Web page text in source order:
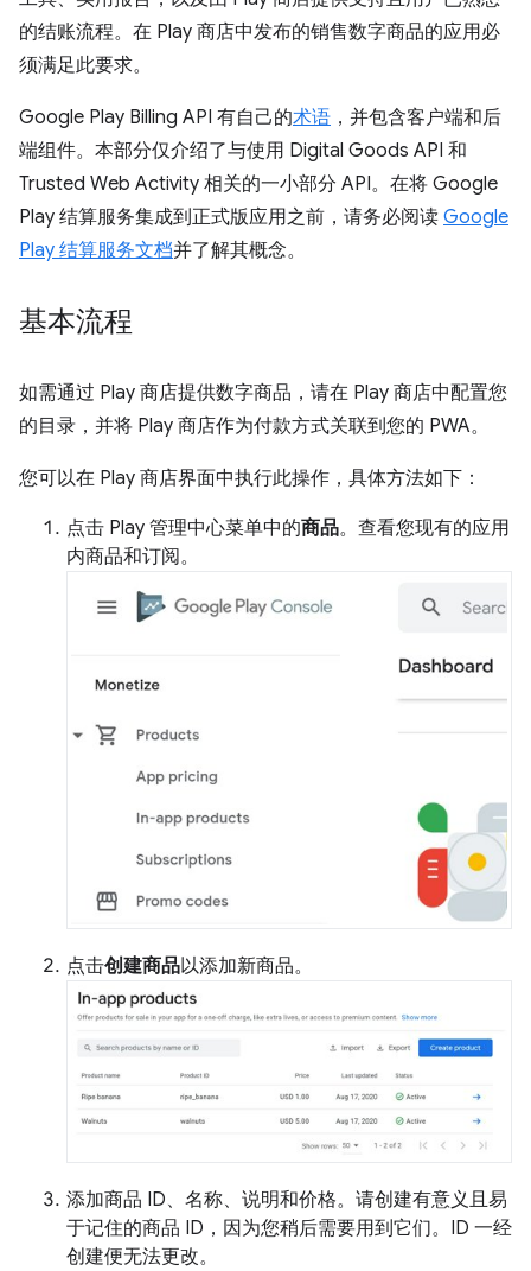
的结账流程。在 Play 商店中发布的销售数字商品的应用必
须满足此要求。
Google Play Billing API 有自己的术语 ，并包含客户端和后
端组件。本部分仅介绍了与使用 Digital Goods API 和
Trusted Web Activity 相关的一小部分 API。在将 Google
Play 结算服务集成到正式版应用之前，请务必阅读 Google
Play 结算服务文档并了解其概念。
基本流程
如需通过 Play 商店提供数字商品，请在 Play 商店中配置您
的目录，并将 Play 商店作为付款方式关联到您的 PWA。
您可以在 Play 商店界面中执行此操作，具体方法如下：
点击 Play 管理中心菜单中的商品。查看您现有的应用
内商品和订阅。
点击创建商品以添加新商品。
添加商品 ID、名称、说明和价格。请创建有意义且易
于记住的商品 ID，因为您稍后需要用到它们。ID 一经
创建便无法更改。